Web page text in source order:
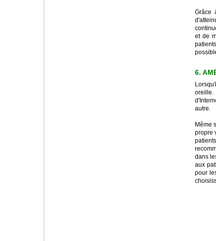
Grâce
et de
6.
autre.
Même
propre
dans
aux
pour